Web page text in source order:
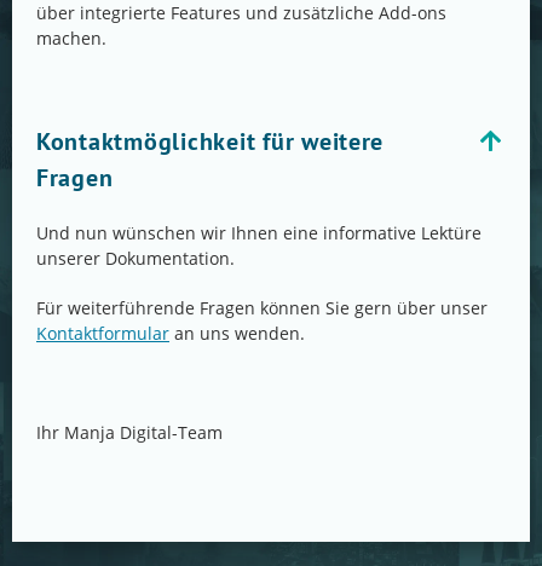
über integrierte Features und zusätzliche Add-ons
machen.
Kontaktmöglichkeit für weitere
Fragen
Und nun wünschen wir Ihnen eine informative Lektüre
unserer Dokumentation.
Für weiterführende Fragen können Sie gern über unser
Kontaktformular an uns wenden.
Ihr Manja Digital-Team